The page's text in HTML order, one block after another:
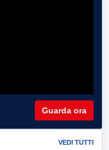
Guarda ora
VEDI TUTTI